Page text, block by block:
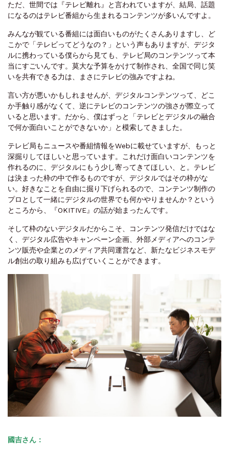
ただ、世間では『テレビ離れ』と言われていますが、結局、話題
になるのはテレビ番組から生まれるコンテンツが多いんですよ。
みんなが観ている番組には面白いものがたくさんありますし、ど
こかで「テレビってどうなの？」という声もありますが、デジタ
ルに携わっている僕らから見ても、テレビ局のコンテンツって本
当にすごいんです。莫大な予算をかけて制作され、全国で同じ笑
いを共有できる力は、まさにテレビの強みですよね。
言い方が悪いかもしれませんが、デジタルコンテンツって、どこ
か手触り感がなくて、逆にテレビのコンテンツの強さが際立って
いると思います。だから、僕はずっと「テレビとデジタルの融合
で何か面白いことができないか」と模索してきました。
テレビ局もニュースや番組情報をWebに載せていますが、もっと
深掘りしてほしいと思っています。これだけ面白いコンテンツを
作れるのに、デジタルにもう少し寄ってきてほしい、と。テレビ
は決まった枠の中で作るものですが、デジタルではその枠がな
い。好きなことを自由に掘り下げられるので、コンテンツ制作の
プロとして一緒にデジタルの世界でも何かやりませんか？という
ところから、『OKITIVE』の話が始まったんです。
そして枠のないデジタルだからこそ、コンテンツ発信だけではな
く、デジタル広告やキャンペーン企画、外部メディアへのコンテ
ンツ販売や企業とのメディア共同運営など、新たなビジネスモデ
ル創出の取り組みも広げていくことができます。
國吉さん ：